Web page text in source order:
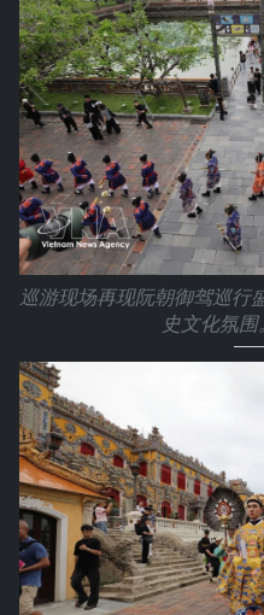
巡游现场再现阮朝御驾巡行
史文化氛